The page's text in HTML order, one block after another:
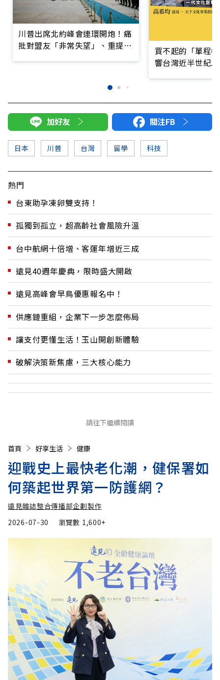
川普出席北約峰會連環開炮！痛
批對盟友「非常失望」、重提收
買不起的「單程
響台灣近半世紀
加好友 關注FB
日本 川普 台灣 留學 科技
熱門
台東助孕凍卵雙支持！
孤獨到孤立，超高齡社會風險升溫
台中航網十倍增、客運年增近三成
遠見40週年慶典，限時盛大開啟
遠見高峰會早鳥優惠報名中！
供應鏈重組，企業下一步怎麼佈局
讓支付更懂生活！玉山開創新體驗
破解決策新焦慮，三大核心能力
請往下繼續閱讀
首頁 好享生活 健康
迎戰史上最快老化潮，健保署如
何築起世界第一防護網？
遠見雜誌整合傳播部企劃製作
2026-07-30
瀏覽數 1,600+